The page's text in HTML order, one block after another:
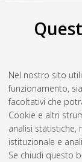
Nel nostro sito
funzionamento,
facoltativi che
Cookie e altri
analisi statistiche,
istituzionale e
Se chiudi questo
Derivate